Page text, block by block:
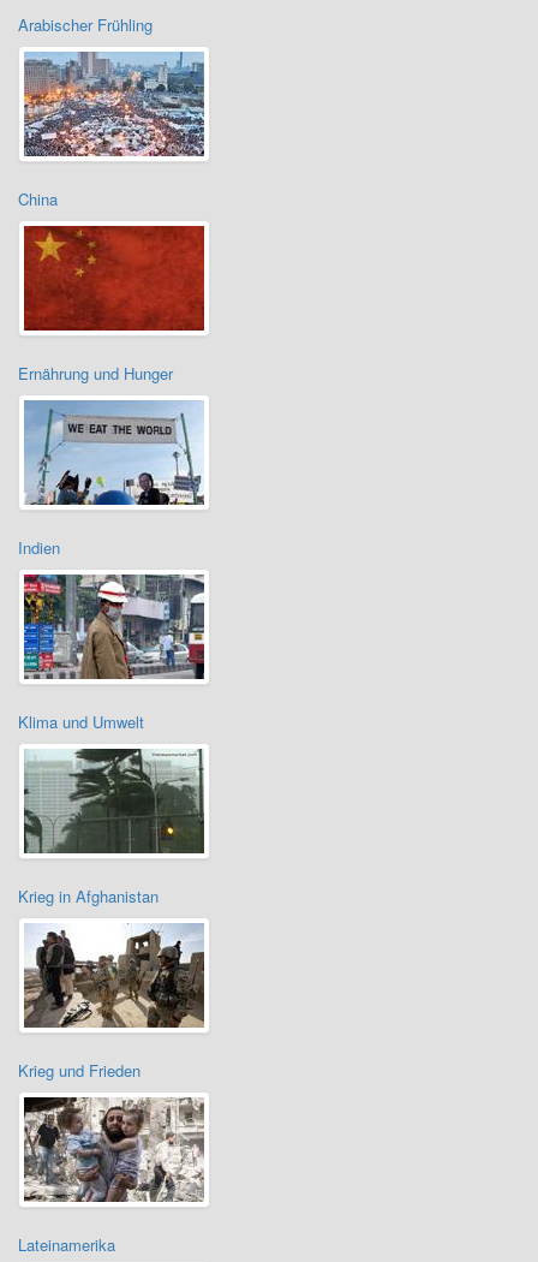
Arabischer Frühling
China
Ernährung und Hunger
Indien
Klima und Umwelt
Krieg in Afghanistan
Krieg und Frieden
Lateinamerika